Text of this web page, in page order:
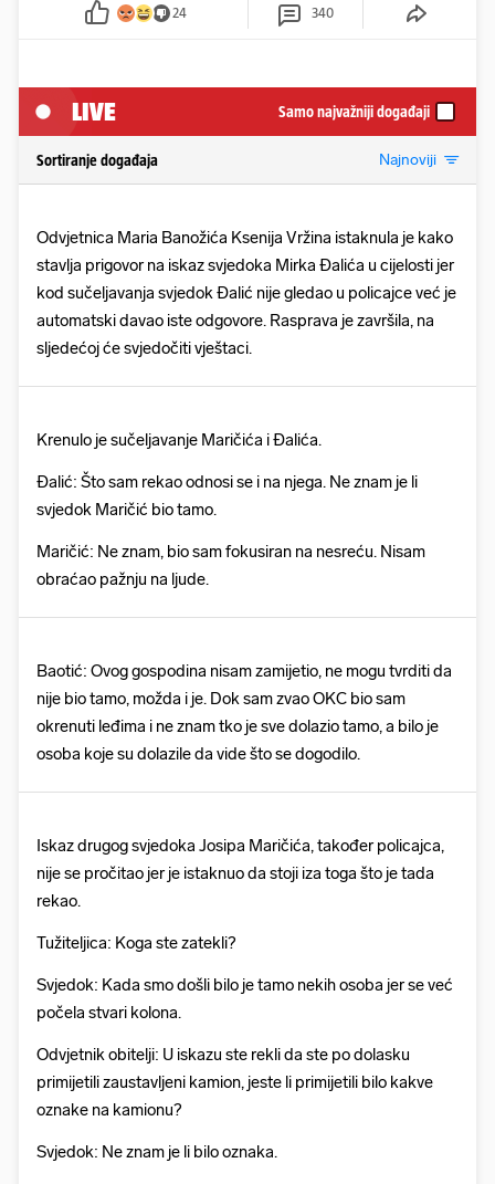
24 340
LIVE Samo najvažniji događaji
Sortiranje događaja Najnoviji
Odvjetnica Maria Banožića Ksenija Vržina istaknula je kako
stavlja prigovor na iskaz svjedoka Mirka Đalića u cijelosti jer
kod sučeljavanja svjedok Đalić nije gledao u policajce već je
automatski davao iste odgovore. Rasprava je završila, na
sljedećoj će svjedočiti vještaci.
Krenulo je sučeljavanje Maričića i Đalića.
Đalić: Što sam rekao odnosi se i na njega. Ne znam je li
svjedok Maričić bio tamo.
Maričić: Ne znam, bio sam fokusiran na nesreću. Nisam
obraćao pažnju na ljude.
Baotić: Ovog gospodina nisam zamijetio, ne mogu tvrditi da
nije bio tamo, možda i je. Dok sam zvao OKC bio sam
okrenuti leđima i ne znam tko je sve dolazio tamo, a bilo je
osoba koje su dolazile da vide što se dogodilo.
Iskaz drugog svjedoka Josipa Maričića, također policajca,
nije se pročitao jer je istaknuo da stoji iza toga što je tada
rekao.
Tužiteljica: Koga ste zatekli?
Svjedok: Kada smo došli bilo je tamo nekih osoba jer se već
počela stvari kolona.
Odvjetnik obitelji: U iskazu ste rekli da ste po dolasku
primijetili zaustavljeni kamion, jeste li primijetili bilo kakve
oznake na kamionu?
Svjedok: Ne znam je li bilo oznaka.